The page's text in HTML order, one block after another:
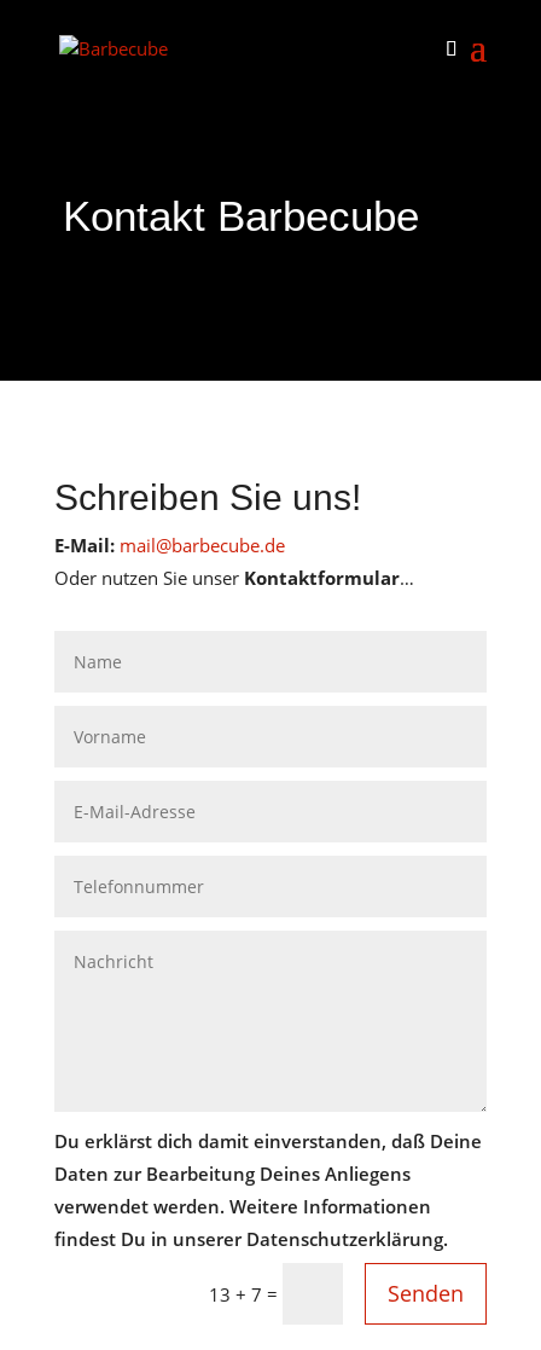
Kontakt Barbecube
Schreiben Sie uns!
E-Mail: mail@barbecube.de
Oder nutzen Sie unser Kontaktformular…
Du erklärst dich damit einverstanden, daß Deine
Daten zur Bearbeitung Deines Anliegens
verwendet werden. Weitere Informationen
findest Du in unserer Datenschutzerklärung.
13 + 7 = Senden